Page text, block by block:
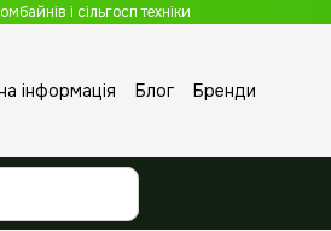
і сільгосп техніки
інформація Блог
Бренди